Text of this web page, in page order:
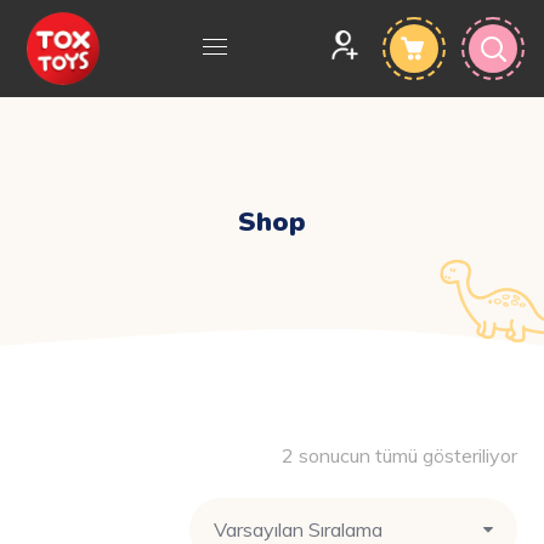
Shop
2 sonucun tümü gösteriliyor